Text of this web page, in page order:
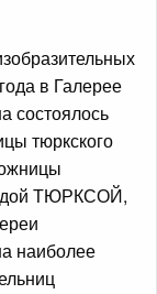
в Галерее
состоялось
тюркского
ТЮРКСОЙ,
наиболее